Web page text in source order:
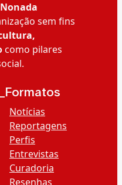
sem fins
como pilares
Notícias
Reportagens
Perfis
Entrevistas
Curadoria
Resenhas